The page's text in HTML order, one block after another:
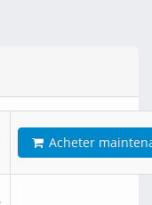
Acheter